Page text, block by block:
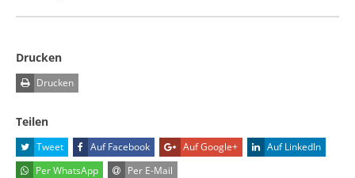
Drucken
Drucken
Teilen
Tweet Auf Facebook Auf Google+
Auf LinkedIn
Per WhatsApp
Per E-Mail